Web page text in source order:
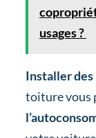
usages ?
Installer des
toiture vous